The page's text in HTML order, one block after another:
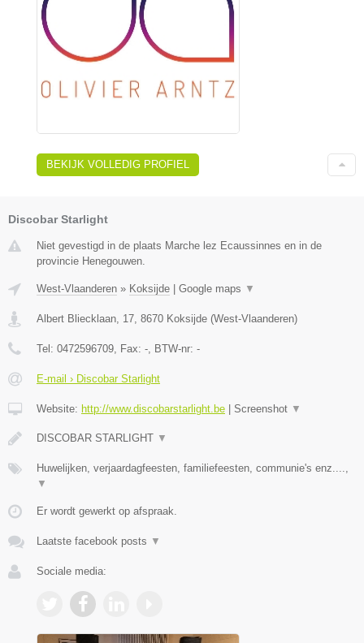
BEKIJK VOLLEDIG PROFIEL
Discobar Starlight
Niet gevestigd in de plaats Marche lez Ecaussinnes en in de
provincie Henegouwen.
West-Vlaanderen » Koksijde Google maps ▼
Albert Bliecklaan, 17 8670 Koksijde (West-Vlaanderen)
Tel: 0472596709 , Fax: - , BTW-nr: -
E-mail › Discobar Starlight
Website: http://www.discobarstarlight.be Screenshot ▼
DISCOBAR STARLIGHT ▼
Huwelijken, verjaardagfeesten, familiefeesten, communie's enz....,
▼
Er wordt gewerkt op afspraak.
Laatste facebook posts ▼
Sociale media: